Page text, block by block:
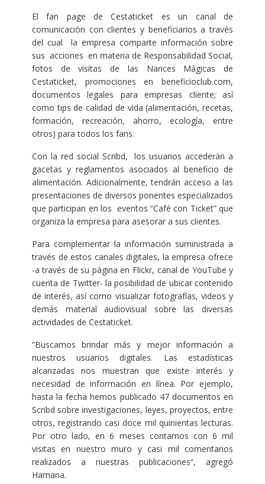
El fan page de Cestaticket es un canal de
comunicación con clientes y beneficiarios a través
del cual la empresa comparte información sobre
sus acciones en materia de Responsabilidad Social,
fotos de visitas de las Narices Mágicas de
Cestaticket, promociones en beneficioclub.com,
documentos legales para empresas cliente; así
como tips de calidad de vida (alimentación, recetas,
formación, recreación, ahorro, ecología, entre
otros) para todos los fans.
Con la red social Scribd, los usuarios accederán a
gacetas y reglamentos asociados al beneficio de
alimentación. Adicionalmente, tendrán acceso a las
presentaciones de diversos ponentes especializados
que participan en los eventos “Café con Ticket” que
organiza la empresa para asesorar a sus clientes.
Para complementar la información suministrada a
través de estos canales digitales, la empresa ofrece
-a través de su página en Flickr, canal de YouTube y
cuenta de Twitter- la posibilidad de ubicar contenido
de interés, así como visualizar fotografías, videos y
demás material audiovisual sobre las diversas
actividades de Cestaticket.
“Buscamos brindar más y mejor información a
nuestros usuarios digitales. Las estadísticas
alcanzadas nos muestran que existe interés y
necesidad de información en línea. Por ejemplo,
hasta la fecha hemos publicado 47 documentos en
Scribd sobre investigaciones, leyes, proyectos, entre
otros, registrando casi doce mil quinientas lecturas.
Por otro lado, en 6 meses contamos con 6 mil
visitas en nuestro muro y casi mil comentarios
realizados a nuestras publicaciones”, agregó
Hamana.